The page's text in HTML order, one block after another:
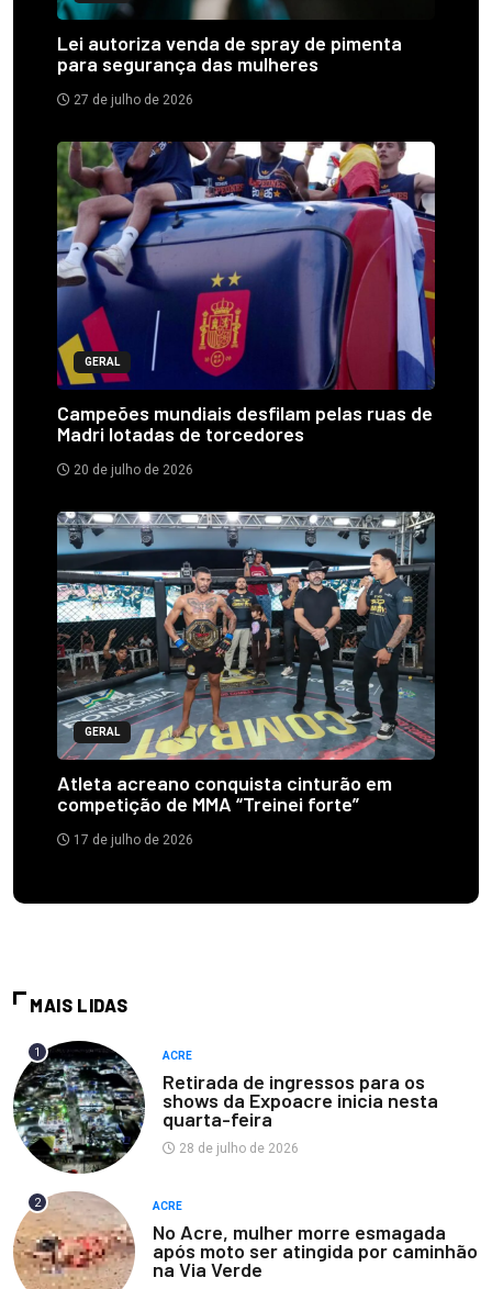
Lei autoriza venda de spray de pimenta
para segurança das mulheres
27 de julho de 2026
GERAL
Campeões mundiais desfilam pelas ruas de
Madri lotadas de torcedores
20 de julho de 2026
GERAL
Atleta acreano conquista cinturão em
competição de MMA “Treinei forte”
17 de julho de 2026
MAIS LIDAS
1 ACRE
Retirada de ingressos para os
shows da Expoacre inicia nesta
quarta-feira
28 de julho de 2026
2 ACRE
No Acre, mulher morre esmagada
após moto ser atingida por caminhão
na Via Verde